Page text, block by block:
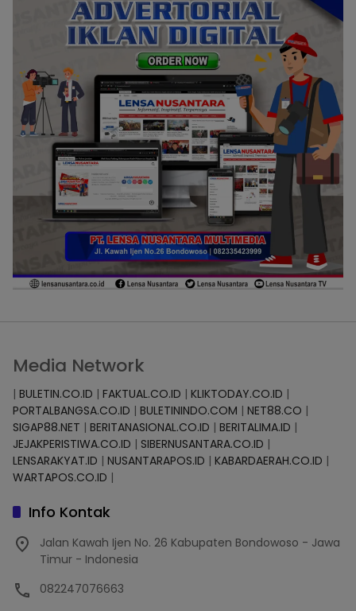
Media Network
| BULETIN.CO.ID | FAKTUAL.CO.ID | KLIKTODAY.CO.ID |
PORTALBANGSA.CO.ID | BULETININDO.COM | NET88.CO |
SIGAP88.NET | BERITANASIONAL.CO.ID | BERITALIMA.ID |
JEJAKPERISTIWA.CO.ID | SIBERNUSANTARA.CO.ID |
LENSARAKYAT.ID | NUSANTARAPOS.ID | KABARDAERAH.CO.ID |
WARTAPOS.CO.ID |
Info Kontak
Jalan Kawah Ijen No. 26 Kabupaten Bondowoso - Jawa
Timur - Indonesia
082247076663